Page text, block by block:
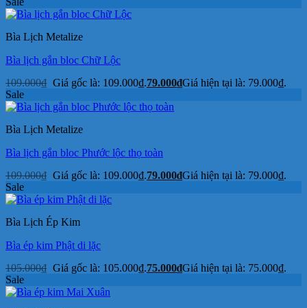
Bìa Lịch Metalize
Bìa lịch gắn bloc Chữ Lộc
109.000₫ Giá gốc là: 109.000₫.79.000₫Giá hiện tại là: 79.000₫.
Sale
Bìa Lịch Metalize
Bìa lịch gắn bloc Phước lộc thọ toàn
109.000₫ Giá gốc là: 109.000₫.79.000₫Giá hiện tại là: 79.000₫.
Sale
Bìa Lịch Ép Kim
Bìa ép kim Phật di lặc
105.000₫ Giá gốc là: 105.000₫.75.000₫Giá hiện tại là: 75.000₫.
Sale